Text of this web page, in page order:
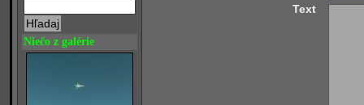
Niečo z galérie
Text